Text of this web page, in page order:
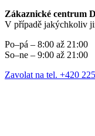
Zákaznické centrum
V případě jakýchkoliv
Po–pá – 8:00 až 21:00
So–ne – 9:00 až 21:00
Zavolat na tel. +420